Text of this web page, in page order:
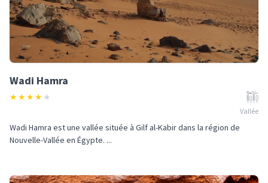
Wadi Hamra
★★★★ ★
Vallée
Wadi Hamra est une vallée située à Gilf al-Kabir dans la région de
Nouvelle-Vallée en Égypte. ...